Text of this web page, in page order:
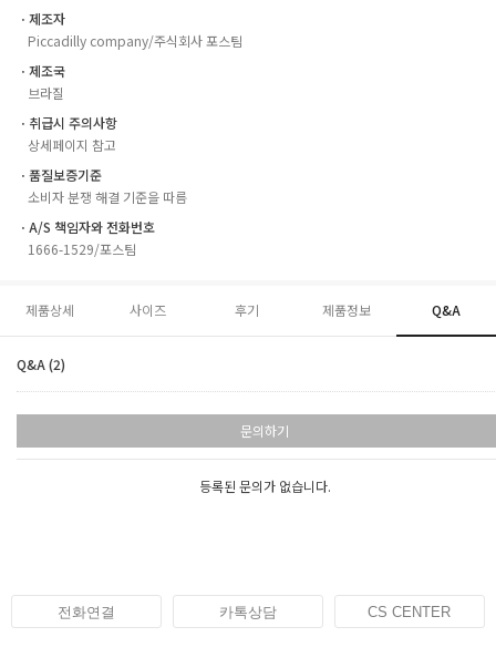
ㆍ제조자
Piccadilly company/주식회사 포스팀
ㆍ제조국
브라질
ㆍ취급시 주의사항
상세페이지 참고
ㆍ품질보증기준
소비자 분쟁 해결 기준을 따름
ㆍA/S 책임자와 전화번호
1666-1529/포스팀
제품상세 사이즈 후기 제품정보 Q&A
Q&A (2)
문의하기
등록된 문의가 없습니다.
전화연결 카톡상담 CS CENTER